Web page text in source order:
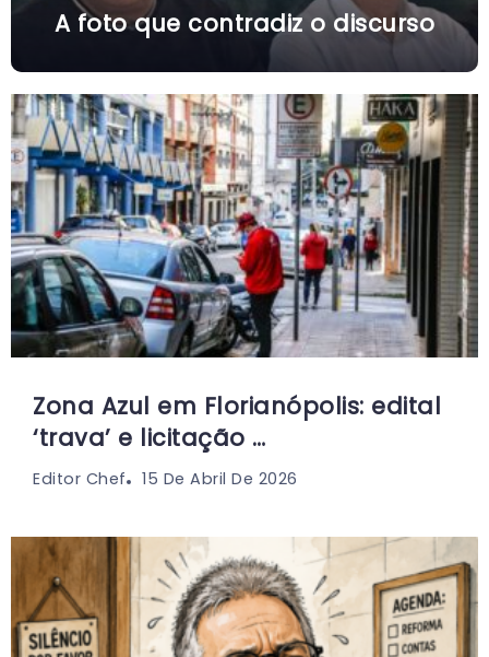
A foto que contradiz o discurso
Zona Azul em Florianópolis: edital
‘trava’ e licitação …
Editor Chef 15 De Abril De 2026